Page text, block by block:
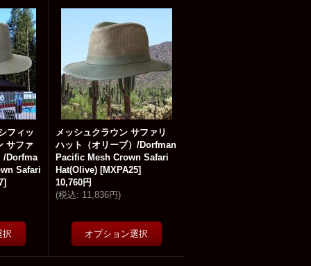
フィッ
サファ
/Dorfma
Safari
]
メッシュクラウン サファリ
ハット（オリーブ）/Dorfman
Pacific Mesh Crown Safari
Hat(Olive) [MXPA25]
10,760円
(税込: 11,836円)